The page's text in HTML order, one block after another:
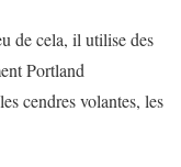
de cela, il utilise des
Portland
cendres volantes, les